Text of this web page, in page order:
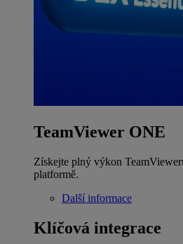
TeamViewer ONE
Získejte plný výkon
platformě.
Další informace
Klíčová integrace